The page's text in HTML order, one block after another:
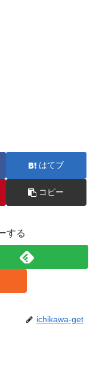
はてブ
コピー
する
ichikawa-get